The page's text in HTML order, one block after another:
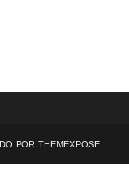
POR THEMEXPOSE